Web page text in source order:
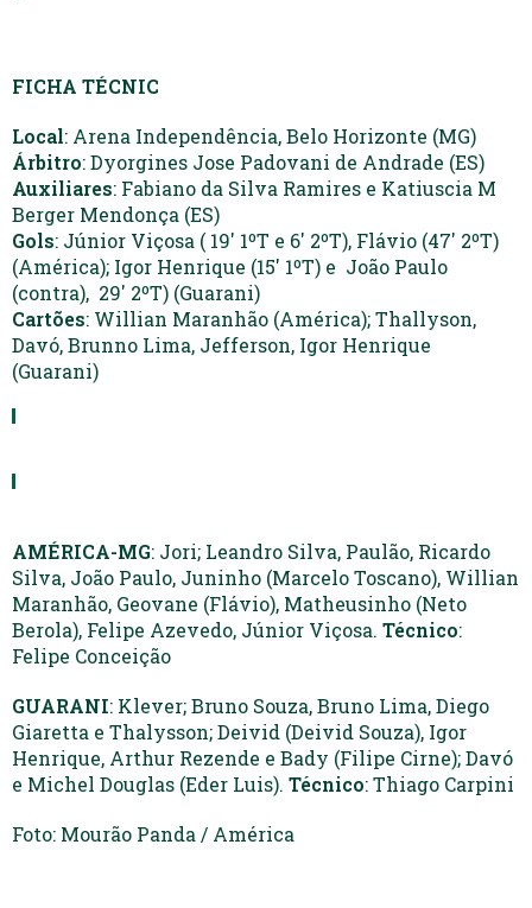
FICHA TÉCNIC
Local: Arena Independência, Belo Horizonte (MG)
Árbitro: Dyorgines Jose Padovani de Andrade (ES)
Auxiliares: Fabiano da Silva Ramires e Katiuscia M
Berger Mendonça (ES)
Gols: Júnior Viçosa ( 19′ 1ºT e 6′ 2ºT), Flávio (47′ 2ºT)
(América); Igor Henrique (15′ 1ºT) e João Paulo
(contra), 29′ 2ºT) (Guarani)
Cartões: Willian Maranhão (América); Thallyson,
Davó, Brunno Lima, Jefferson, Igor Henrique
(Guarani)
AMÉRICA-MG: Jori; Leandro Silva, Paulão, Ricardo
Silva, João Paulo, Juninho (Marcelo Toscano), Willian
Maranhão, Geovane (Flávio), Matheusinho (Neto
Berola), Felipe Azevedo, Júnior Viçosa. Técnico:
Felipe Conceição
GUARANI: Klever; Bruno Souza, Bruno Lima, Diego
Giaretta e Thalysson; Deivid (Deivid Souza), Igor
Henrique, Arthur Rezende e Bady (Filipe Cirne); Davó
e Michel Douglas (Eder Luis). Técnico: Thiago Carpini
Foto: Mourão Panda / América